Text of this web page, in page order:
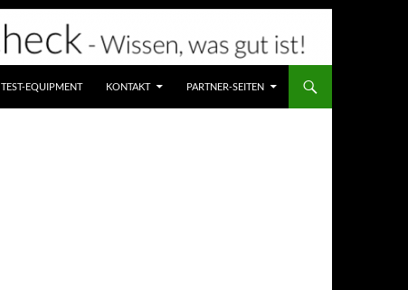
TEST-EQUIPMENT KONTAKT PARTNER-SEITEN